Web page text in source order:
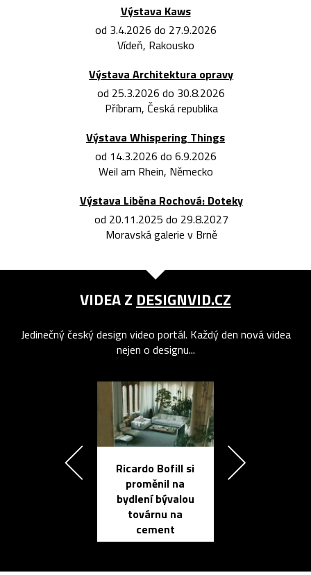
Výstava Kaws
od 3.4.2026 do 27.9.2026
Vídeň, Rakousko
Výstava Architektura opravy
od 25.3.2026 do 30.8.2026
Příbram, Česká republika
Výstava Whispering Things
od 14.3.2026 do 6.9.2026
Weil am Rhein, Německo
Výstava Liběna Rochová: Doteky
od 20.11.2025 do 29.8.2027
Moravská galerie v Brně
VIDEA Z DESIGNVID.CZ
Jedinečný český design video portál. Každý den nová videa
nejen o designu...
Ricardo Bofill si
proměnil na
bydlení bývalou
továrnu na
cement